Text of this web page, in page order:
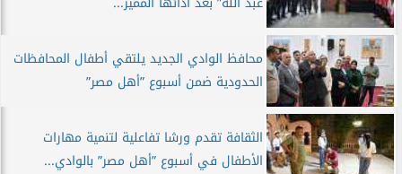
محافظ الوادي الجديد يلتقي أطفال المحافظات
الحدودية ضمن أسبوع ”أهل مصر”
الثقافة تقدم ورشا تفاعلية لتنمية مهارات
الأطفال في أسبوع ”أهل مصر” بالوادي...